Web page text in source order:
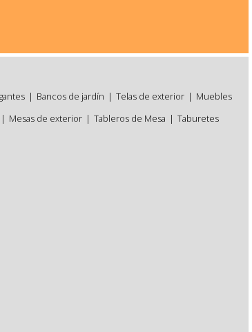
| Bancos de jardín | Telas de exterior | Muebles
| Mesas de exterior | Tableros de Mesa | Taburetes